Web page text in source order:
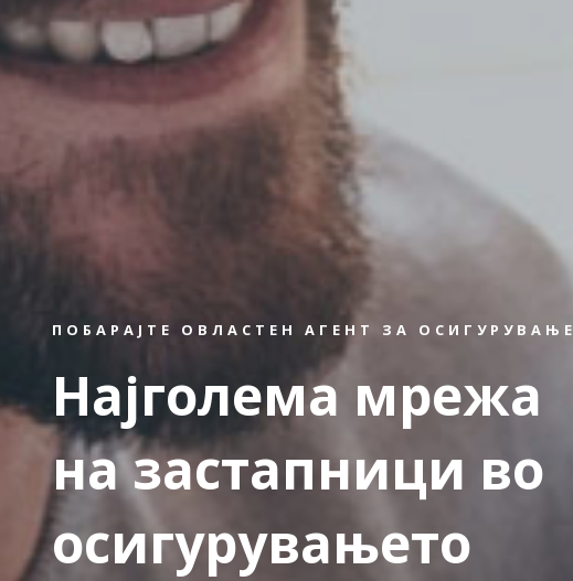
ПОБАРАЈТЕ ОВЛАСТЕН АГЕНТ ЗА ОСИГУРУВАЊЕ
Најголема мрежа
на застапници во
осигурувањето